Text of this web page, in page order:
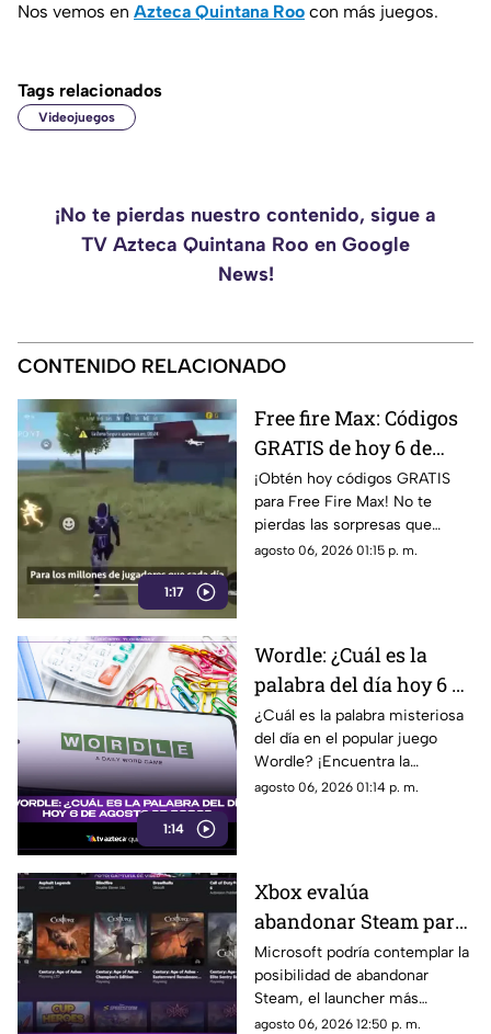
Nos vemos en Azteca Quintana Roo con más juegos.
Tags relacionados
Videojuegos
¡No te pierdas nuestro contenido, sigue a
TV Azteca Quintana Roo en Google
News!
CONTENIDO RELACIONADO
1:17
Free fire Max: Códigos
GRATIS de hoy 6 de
agosto de 2026.
¡Obtén hoy códigos GRATIS
para Free Fire Max! No te
pierdas las sorpresas que
traemos para ti en el mundo
agosto 06, 2026 01:15 p. m.
1:14
Wordle: ¿Cuál es la
palabra del día hoy 6 de
agosto de 2026?
¿Cuál es la palabra misteriosa
del día en el popular juego
Wordle? ¡Encuentra la
respuesta en la edición del 6
agosto 06, 2026 01:14 p. m.
Xbox evalúa
abandonar Steam para
hacer exclusivos sus
juegos en PC: Aquí los
detalles
Microsoft podría contemplar la
posibilidad de abandonar
Steam, el launcher más
popular del mercado de PC.
agosto 06, 2026 12:50 p. m.